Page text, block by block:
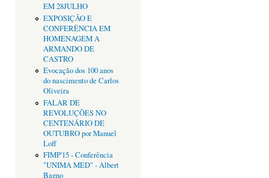
EM 28JULHO
EXPOSIÇÃO E
CONFERÊNCIA EM
HOMENAGEM A
ARMANDO DE
CASTRO
Evocação dos 100 anos
do nascimento de Carlos
Oliveira
FALAR DE
REVOLUÇÕES NO
CENTENÁRIO DE
OUTUBRO por Manuel
Loff
FIMP'15 - Conferência
"UNIMA MED" - Albert
Bagno